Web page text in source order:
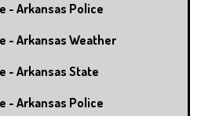
- Arkansas Police
- Arkansas Weather
- Arkansas State
- Arkansas Police